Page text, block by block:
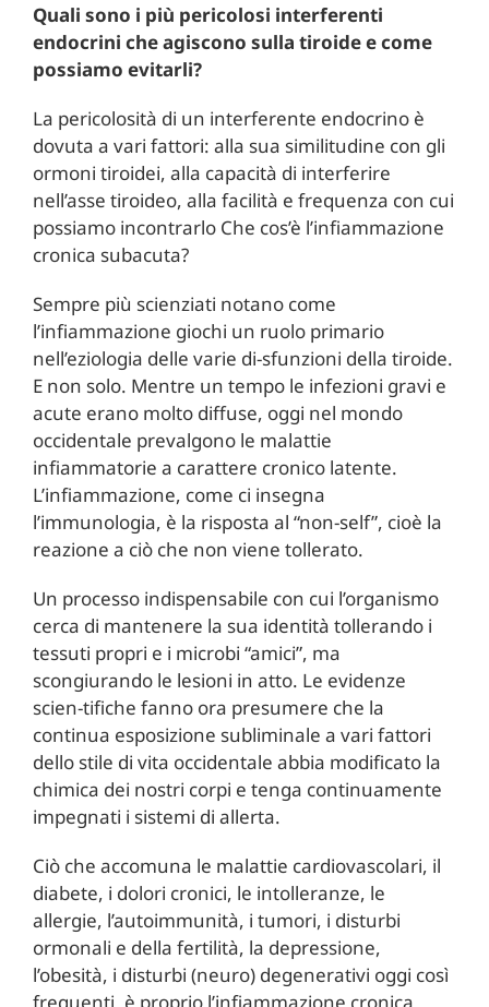
Quali sono i più pericolosi interferenti
endocrini che agiscono sulla tiroide e come
possiamo evitarli?
La pericolosità di un interferente endocrino è
dovuta a vari fattori: alla sua similitudine con gli
ormoni tiroidei, alla capacità di interferire
nell’asse tiroideo, alla facilità e frequenza con cui
possiamo incontrarlo Che cos’è l’infiammazione
cronica subacuta?
Sempre più scienziati notano come
l’infiammazione giochi un ruolo primario
nell’eziologia delle varie di-sfunzioni della tiroide.
E non solo. Mentre un tempo le infezioni gravi e
acute erano molto diffuse, oggi nel mondo
occidentale prevalgono le malattie
infiammatorie a carattere cronico latente.
L’infiammazione, come ci insegna
l’immunologia, è la risposta al “non-self”, cioè la
reazione a ciò che non viene tollerato.
Un processo indispensabile con cui l’organismo
cerca di mantenere la sua identità tollerando i
tessuti propri e i microbi “amici”, ma
scongiurando le lesioni in atto. Le evidenze
scien-tifiche fanno ora presumere che la
continua esposizione subliminale a vari fattori
dello stile di vita occidentale abbia modificato la
chimica dei nostri corpi e tenga continuamente
impegnati i sistemi di allerta.
Ciò che accomuna le malattie cardiovascolari, il
diabete, i dolori cronici, le intolleranze, le
allergie, l’autoimmunità, i tumori, i disturbi
ormonali e della fertilità, la depressione,
l’obesità, i disturbi (neuro) degenerativi oggi così